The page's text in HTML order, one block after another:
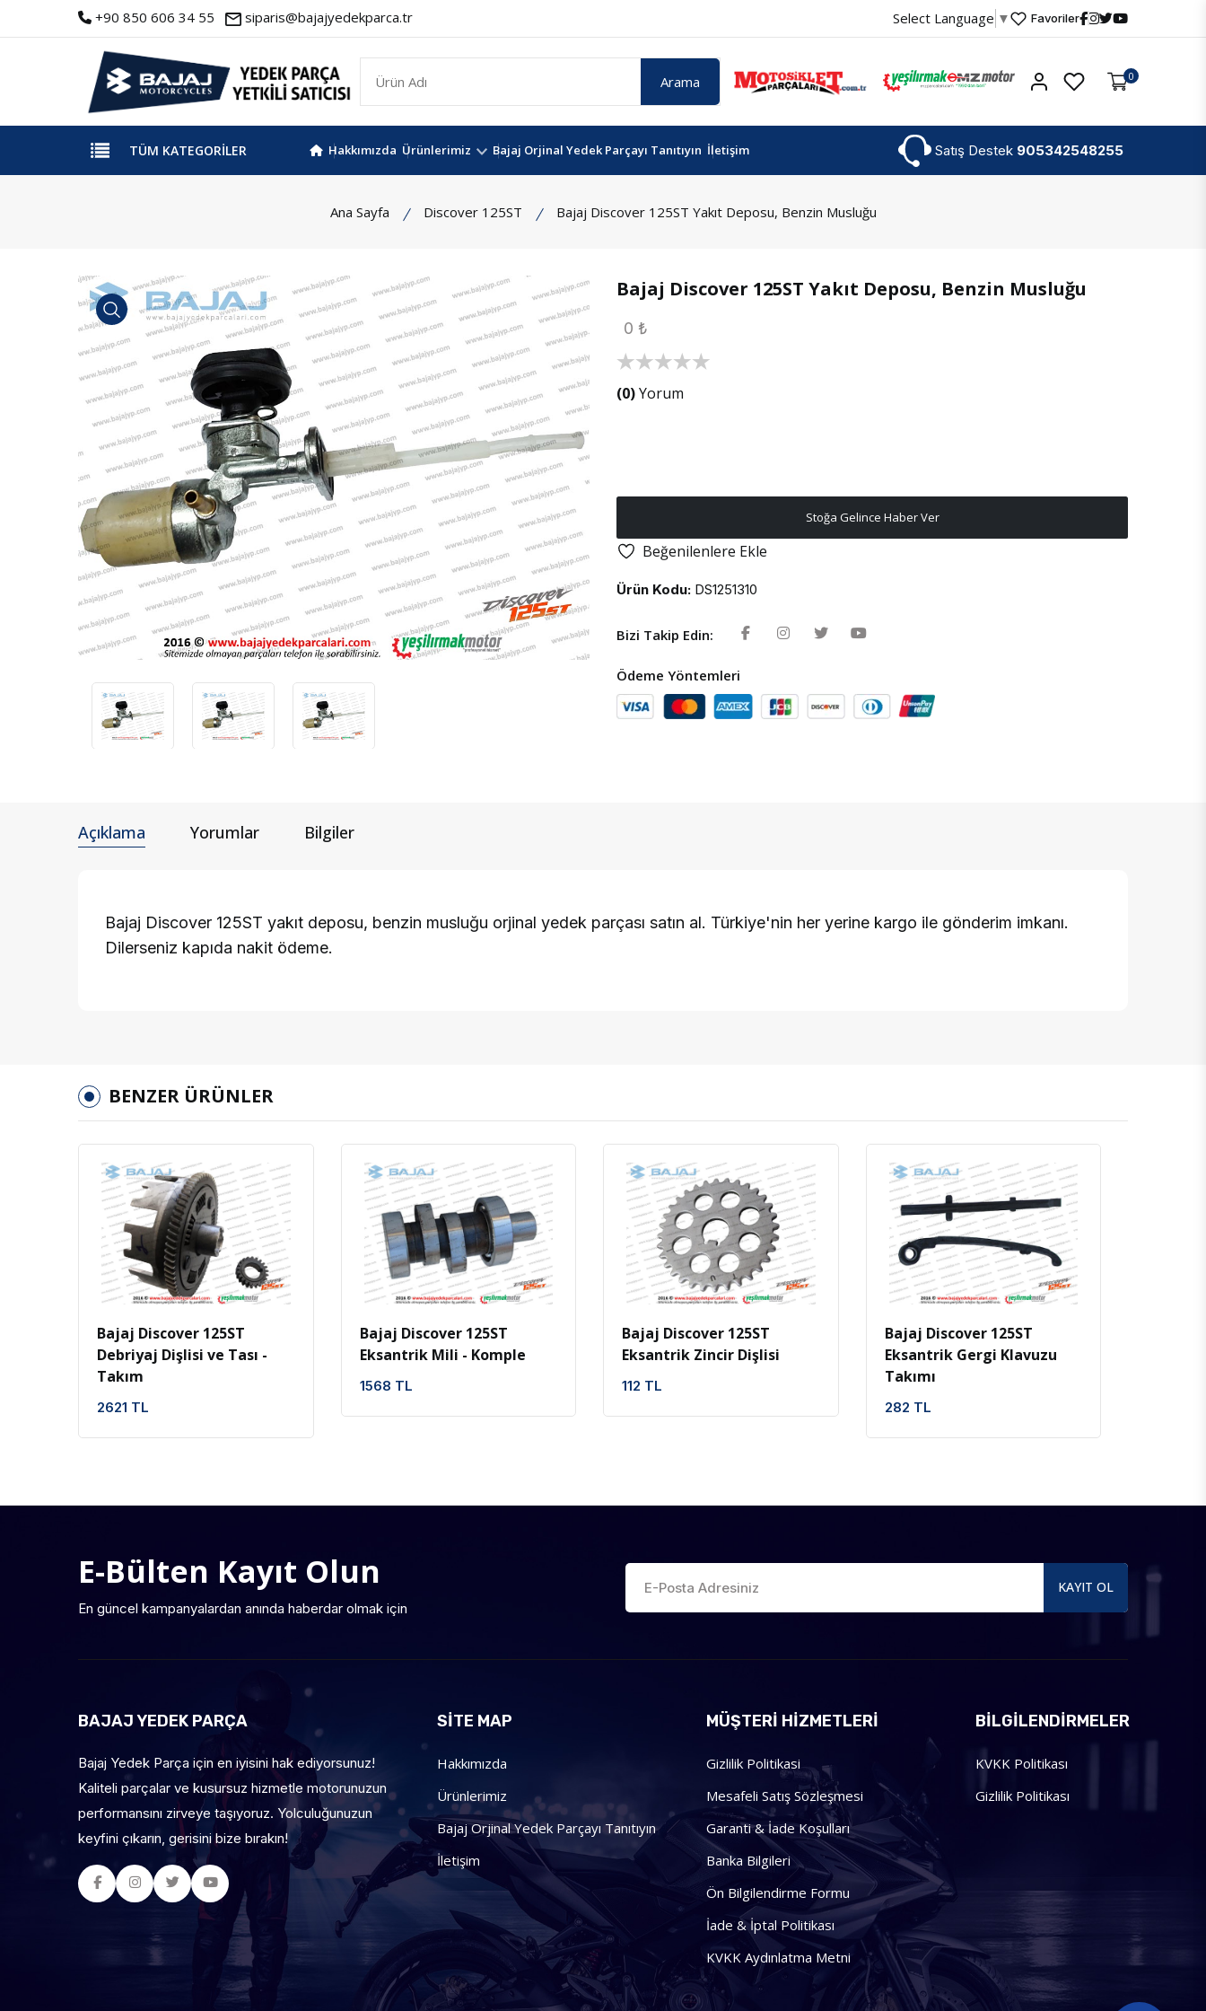
+90 850 606 34 55 siparis@bajajyedekparca.tr Select Language ▼ Favoriler
Arama Hesabım 0
TÜM KATEGORILER Hakkımızda Ürünlerimiz Bajaj Orjinal Yedek Parçayı Tanıtıyın İletişim Satış Destek 905342548255
Ana Sayfa Discover 125ST Bajaj Discover 125ST Yakıt Deposu, Benzin Musluğu
İncele
Bajaj Discover 125ST Yakıt Deposu, Benzin Musluğu
0 ₺
(0)Yorum
Stoğa Gelince Haber Ver
Beğenilenlere Ekle
Ürün Kodu: DS1251310
Bizi Takip Edin:
Ödeme Yöntemleri
Açıklama Yorumlar Bilgiler
Bajaj Discover 125ST yakıt deposu, benzin musluğu orjinal yedek parçası satın al. Türkiye'nin her yerine kargo ile gönderim imkanı.
Dilerseniz kapıda nakit ödeme.
BENZER ÜRÜNLER
İncele Favoriler
Bajaj Discover 125ST
Debriyaj Dişlisi ve Tası -
Takım
2621 TL
İncele Favoriler
Bajaj Discover 125ST
Eksantrik Mili - Komple
1568 TL
İncele Favoriler
Bajaj Discover 125ST
Eksantrik Zincir Dişlisi
112 TL
İncele Favoriler
Bajaj Discover 125ST
Eksantrik Gergi Klavuzu
Takımı
282 TL
E-Bülten Kayıt Olun
En güncel kampanyalardan anında haberdar olmak için
KAYIT OL
BAJAJ YEDEK PARÇA
Bajaj Yedek Parça için en iyisini hak ediyorsunuz!
Kaliteli parçalar ve kusursuz hizmetle motorunuzun
performansını zirveye taşıyoruz. Yolculuğunuzun
keyfini çıkarın, gerisini bize bırakın!
SİTE MAP
Hakkımızda
Ürünlerimiz
Bajaj Orjinal Yedek Parçayı Tanıtıyın
İletişim
MÜŞTERI HIZMETLERI
Gizlilik Politikasi
Mesafeli Satış Sözleşmesi
Garanti & İade Koşulları
Banka Bilgileri
Ön Bilgilendirme Formu
İade & İptal Politikası
KVKK Aydınlatma Metni
BILGILENDIRMELER
KVKK Politikası
Gizlilik Politikası